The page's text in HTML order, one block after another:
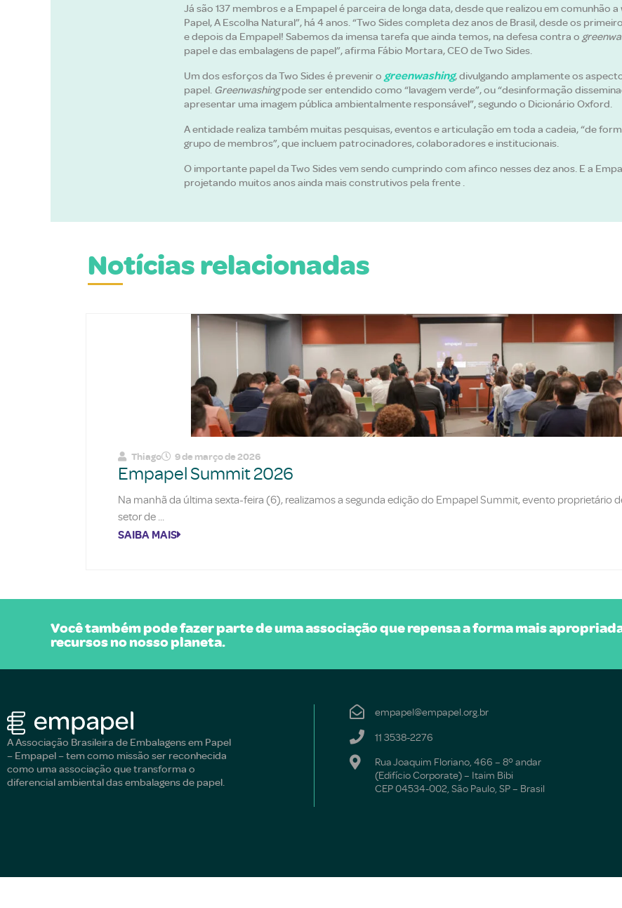
Já são 137 membros e a Empapel é parceira de longa data, desde que realizou em comunhão
Papel, A Escolha Natural”, há 4 anos. “Two Sides completa dez anos de Brasil, desde os
e depois da Empapel! Sabemos da imensa tarefa que ainda temos, na defesa contra o
papel e das embalagens de papel”, afirma Fábio Mortara, CEO de Two Sides.
Um dos esforços da Two Sides é prevenir o greenwashing, divulgando amplamente os
papel. Greenwashingpode ser entendido como “lavagem verde”, ou “desinformação
apresentar uma imagem pública ambientalmente responsável”, segundo o Dicionário Oxford.
A entidade realiza também muitas pesquisas, eventos e articulação em toda a cadeia, “de
grupo de membros”, que incluem patrocinadores, colaboradores e institucionais.
O importante papel da Two Sides vem sendo cumprindo com afinco nesses dez anos. E a
projetando muitos anos ainda mais construtivos pela frente .
Notícias relacionadas
Thiago 9 de março de 2026
Empapel Summit 2026
Na manhã da última sexta-feira (6), realizamos a segunda edição do Empapel Summit, evento proprietário
setor de
SAIBA MAIS
Você também pode fazer parte de uma associação que repensa a forma mais
recursos no nosso planeta.
A Associação Brasileira de Embalagens em Papel
– Empapel – tem como missão ser reconhecida
como uma associação que transforma o
diferencial ambiental das embalagens de papel.
empapel@empapel.org.br
11 3538-2276
Rua Joaquim Floriano, 466 – 8º andar
(Edifício Corporate) – Itaim Bibi
CEP 04534-002, São Paulo, SP – Brasil